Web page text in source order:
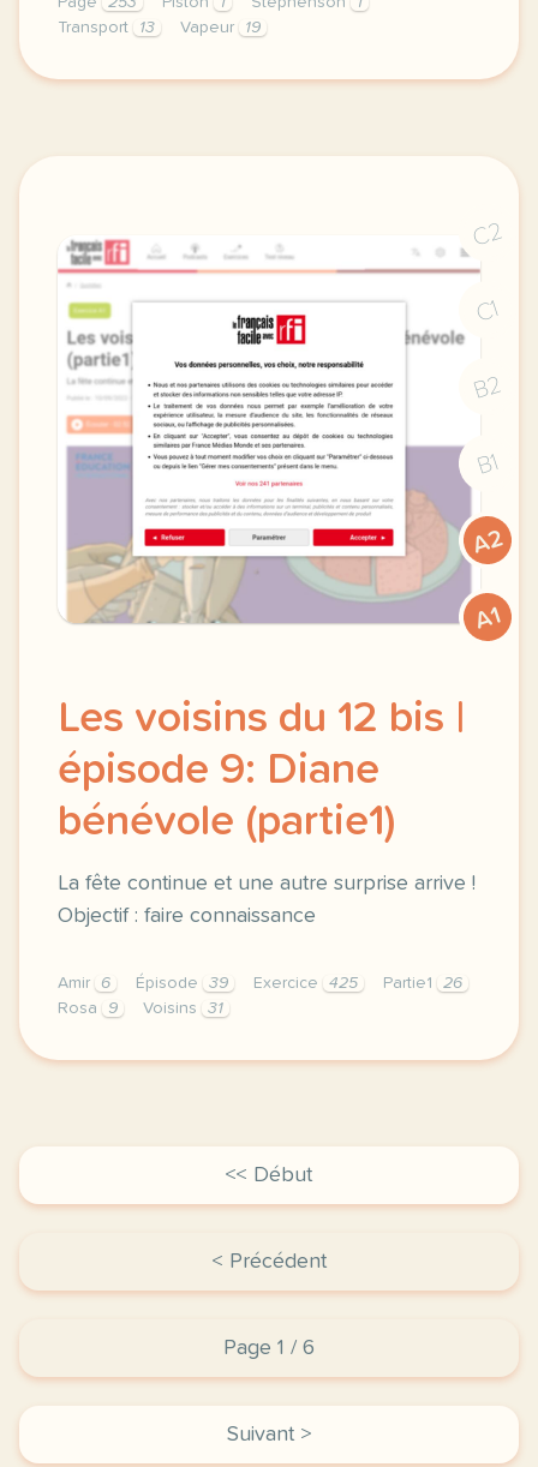
Transport
13 Vapeur 19
didomi host didomi components button cursor
C2
C1
B2
B1
A2
A1
Les voisins du 12 bis |
épisode 9: Diane
bénévole (partie1)
La fête continue et une autre surprise arrive !
Objectif : faire connaissance
Amir 6 Épisode 39 Exercice 425 Partie1
26
Rosa
9 Voisins 31
exercice a1 les voisins du 12 bis episode 9 diane
<< Début
< Précédent
Page 1 / 6
Suivant >